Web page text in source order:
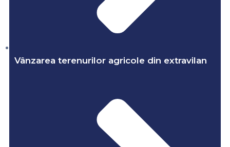
Vânzarea terenurilor agricole din extravilan